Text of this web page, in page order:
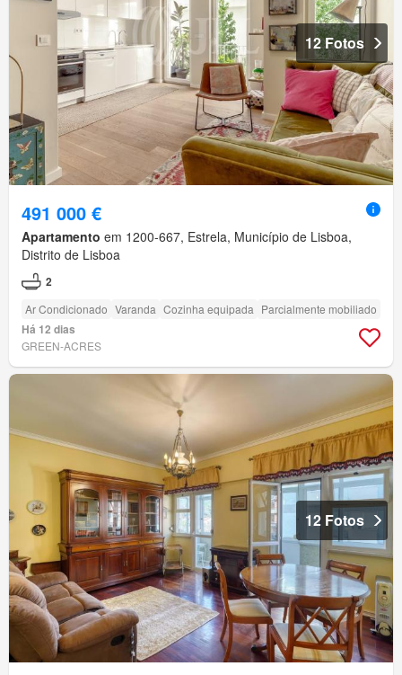
12 Fotos
491 000 €
Apartamento em 1200-667, Estrela, Município de Lisboa,
Distrito de Lisboa
2
Ar Condicionado Varanda Cozinha equipada Parcialmente mobiliado
Há 12 dias
GREEN-ACRES
12 Fotos